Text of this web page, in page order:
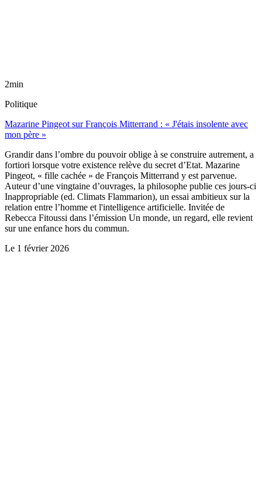
2min
Politique
Mazarine Pingeot sur François Mitterrand : « J'étais insolente avec
mon père »
Grandir dans l’ombre du pouvoir oblige à se construire autrement, a
fortiori lorsque votre existence relève du secret d’Etat. Mazarine
Pingeot, « fille cachée » de François Mitterrand y est parvenue.
Auteur d’une vingtaine d’ouvrages, la philosophe publie ces jours-ci
Inappropriable (ed. Climats Flammarion), un essai ambitieux sur la
relation entre l’homme et l'intelligence artificielle. Invitée de
Rebecca Fitoussi dans l’émission Un monde, un regard, elle revient
sur une enfance hors du commun.
Le 1 février 2026